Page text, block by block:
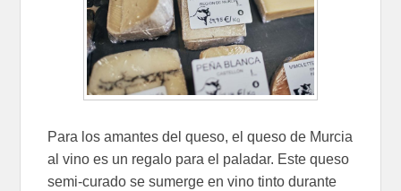
Para los amantes del queso, el queso de Murcia
al vino es un regalo para el paladar. Este queso
semi-curado se sumerge en vino tinto durante